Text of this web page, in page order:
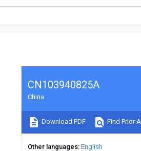
CN103940825A
China
Download PDF Find Prior
Other languages English